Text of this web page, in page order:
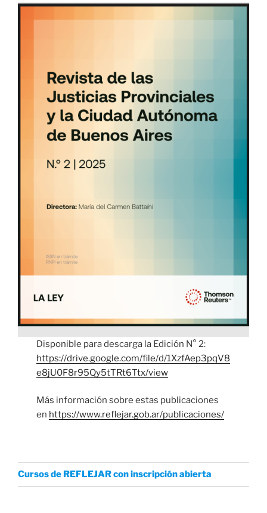
Disponible para descarga la Edición N° 2:
https://drive.google.com/file/d/1XzfAep3pqV8
e8jU0F8r95Qy5tTRt6Ttx/view
Más información sobre estas publicaciones
en https://www.reflejar.gob.ar/publicaciones/
Cursos de REFLEJAR con inscripción abierta